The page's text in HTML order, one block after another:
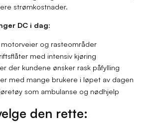
strømkostnader.
DC i dag:
motorveier og rasteområder
med intensiv kjøring
der kundene ønsker rask påfylling
med mange brukere i løpet av dagen
som ambulanse og nødhjelp
den rette: